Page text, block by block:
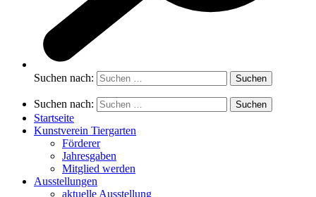
Suchen nach:
Suchen nach:
Startseite
Kunstverein Tiergarten
Förderer
Jahresgaben
Mitglied werden
Ausstellungen
aktuelle Ausstellung